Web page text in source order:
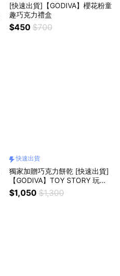
[快速出貨]【GODIVA】櫻花粉童
趣巧克力禮盒
$450 $700
快速出貨
獨家加贈巧克力餅乾 [快速出貨]
【GODIVA】TOY STORY 玩具
總動員 巧克力豆禮盒套裝（内附
鑰匙圈）
$1,050 $1,300